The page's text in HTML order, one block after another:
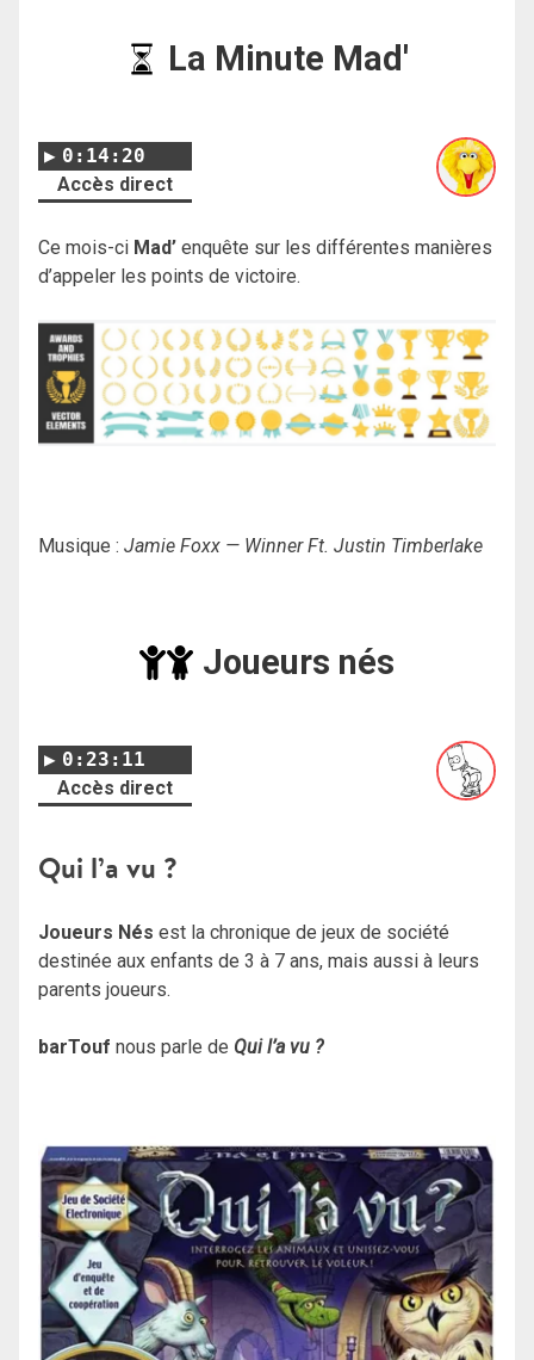
La Minute Mad'
0:14:20
Accès direct
Ce mois-ci Mad’ enquête sur les différentes manières
d’appeler les points de victoire.
Musique : Jamie Foxx — Winner Ft. Justin Timberlake
Joueurs nés
0:23:11
Accès direct
Qui l’a vu ?
Joueurs Nés est la chronique de jeux de société
destinée aux enfants de 3 à 7 ans, mais aussi à leurs
parents joueurs.
barTouf nous parle de Qui l’a vu ?